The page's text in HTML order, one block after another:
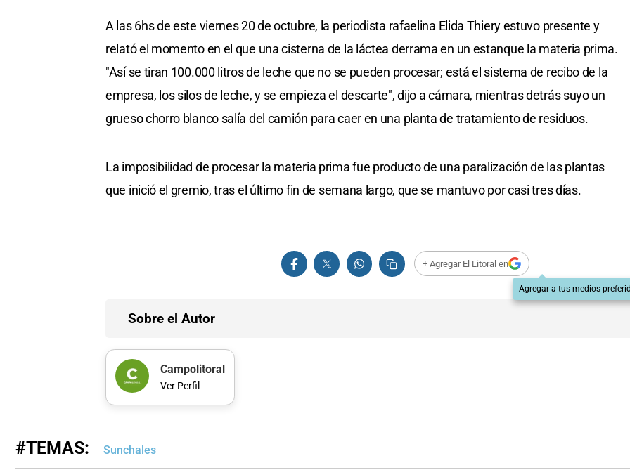
A las 6hs de este viernes 20 de octubre, la periodista rafaelina Elida Thiery estuvo presente y
relató el momento en el que una cisterna de la láctea derrama en un estanque la materia prima.
"Así se tiran 100.000 litros de leche que no se pueden procesar; está el sistema de recibo de la
empresa, los silos de leche, y se empieza el descarte", dijo a cámara, mientras detrás suyo un
grueso chorro blanco salía del camión para caer en una planta de tratamiento de residuos.
La imposibilidad de procesar la materia prima fue producto de una paralización de las plantas
que inició el gremio, tras el último fin de semana largo, que se mantuvo por casi tres días.
+ Agregar El Litoral en
Agregar a tus medios
Sobre el Autor
Campolitoral
Ver Perfil
#TEMAS: Sunchales